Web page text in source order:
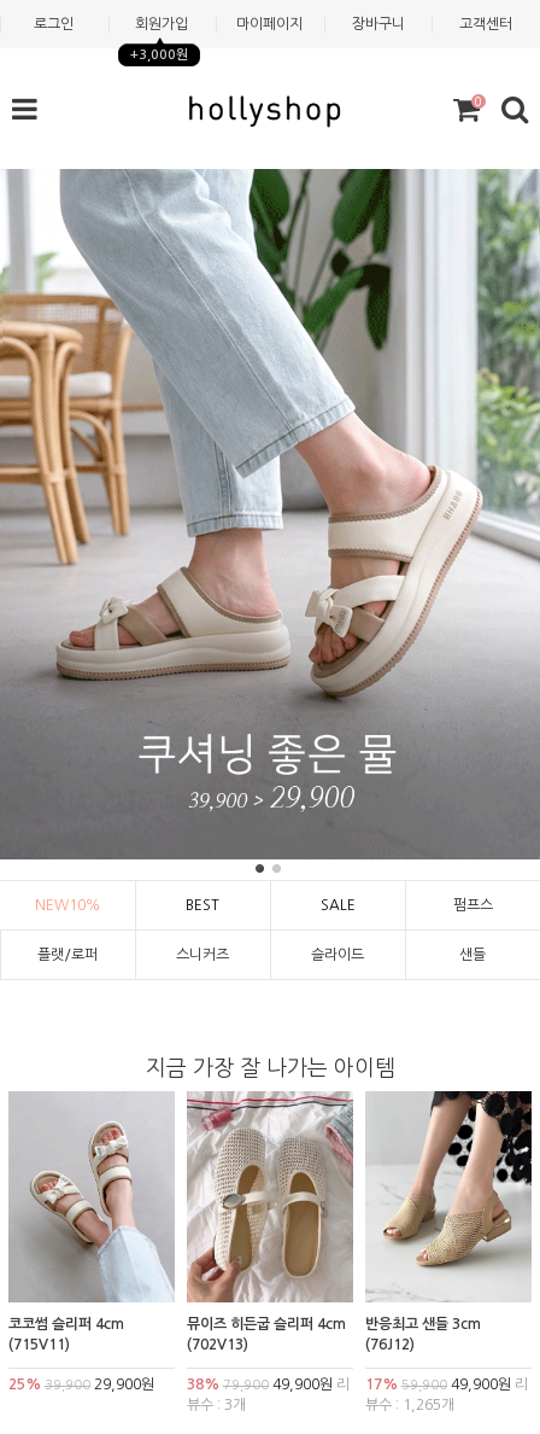
로그인 회원가입
+3,000원
마이페이지 장바구니 고객센터
0
NEW10% BEST SALE 펌프스
플랫/로퍼 스니커즈 슬라이드 샌들
지금 가장 잘 나가는 아이템
코코썸 슬리퍼 4cm
(715V11)
25% 39,900 29,900원
뮤이즈 히든굽 슬리퍼 4cm
(702V13)
38% 79,90049,900원 리
뷰수 : 3개
반응최고 샌들 3cm
(76J12)
17% 59,90049,900원 리
뷰수 : 1,265개